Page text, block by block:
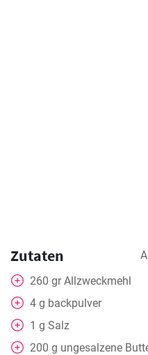
Zutaten
260 gr Allzweckmehl
4 g backpulver
1 g Salz
200 g ungesalzene